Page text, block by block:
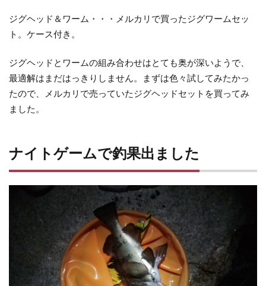
ジグヘッド＆ワーム・・・メルカリで買ったジグワームセッ
ト。ケース付き。
ジグヘッドとワームの組み合わせはとても奥が深いようで、
最適解はまだはっきりしません。まずは色々試してみたかっ
たので、メルカリで売っていたジグヘッドセットを買ってみ
ました。
ナイトゲームで釣果出ました